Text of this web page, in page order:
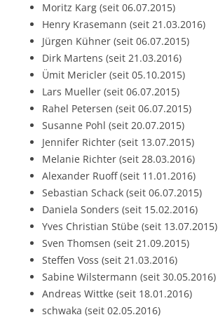
Moritz Karg (seit 06.07.2015)
Henry Krasemann (seit 21.03.2016)
Jürgen Kühner (seit 06.07.2015)
Dirk Martens (seit 21.03.2016)
Ümit Mericler (seit 05.10.2015)
Lars Mueller (seit 06.07.2015)
Rahel Petersen (seit 06.07.2015)
Susanne Pohl (seit 20.07.2015)
Jennifer Richter (seit 13.07.2015)
Melanie Richter (seit 28.03.2016)
Alexander Ruoff (seit 11.01.2016)
Sebastian Schack (seit 06.07.2015)
Daniela Sonders (seit 15.02.2016)
Yves Christian Stübe (seit 13.07.2015)
Sven Thomsen (seit 21.09.2015)
Steffen Voss (seit 21.03.2016)
Sabine Wilstermann (seit 30.05.2016)
Andreas Wittke (seit 18.01.2016)
schwaka (seit 02.05.2016)